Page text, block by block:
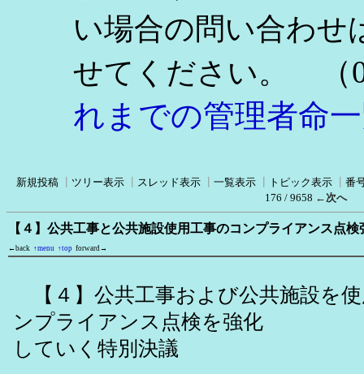
い場合の問い合わせ
せてください。
（
れまでの管理者命
新規投稿 ツリー表示 スレッド表示 一覧表示 トピック表示
番
176 / 9658 ←次へ
【４】公共工事と公共施設使用工事のコンプライアンス点
←back ↑menu ↑top forward→
【４】公共工事および公共施設を
ンプライアンス点検を強化
していく特別決議